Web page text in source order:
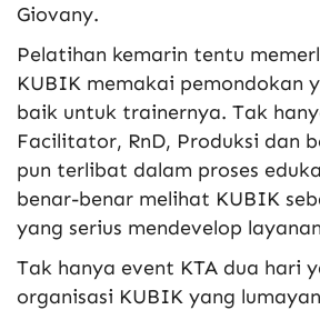
Giovany.
Pelatihan kemarin tentu
KUBIK memakai pemondokan
baik untuk trainernya. Tak
Facilitator, RnD, Produksi dan
pun terlibat dalam proses
benar-benar melihat KUBIK
yang serius mendevelop
Tak hanya event KTA dua hari
organisasi KUBIK yang